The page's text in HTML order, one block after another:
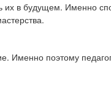
в будущем. Именно
поэтому